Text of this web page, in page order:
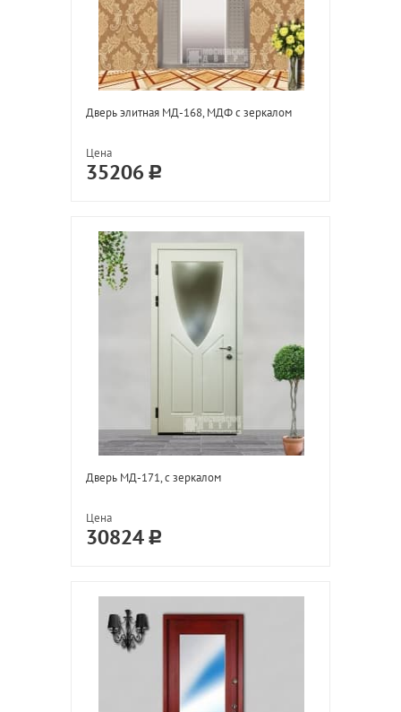
Дверь элитная МД-168, МДФ с зеркалом
Цена
35206
Дверь МД-171, с зеркалом
Цена
30824